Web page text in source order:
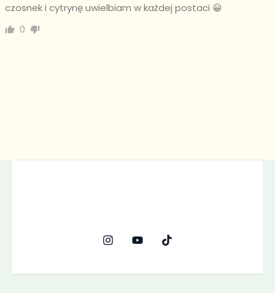
czosnek i cytrynę uwielbiam w każdej postaci 😀
0